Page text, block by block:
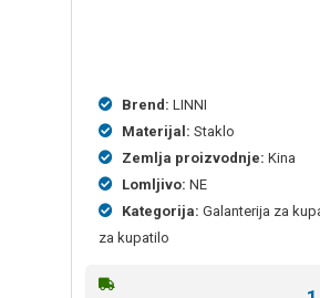
Brend: LINNI
Materijal: Staklo
Zemlja proizvodnje: Kina
Lomljivo: NE
Kategorija: Galanterija za
za kupatilo